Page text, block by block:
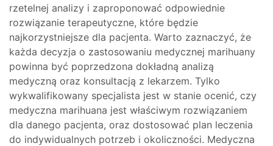
rzetelnej analizy i zaproponować odpowiednie
rozwiązanie terapeutyczne, które będzie
najkorzystniejsze dla pacjenta. Warto zaznaczyć, że
każda decyzja o zastosowaniu medycznej marihuany
powinna być poprzedzona dokładną analizą
medyczną oraz konsultacją z lekarzem. Tylko
wykwalifikowany specjalista jest w stanie ocenić, czy
medyczna marihuana jest właściwym rozwiązaniem
dla danego pacjenta, oraz dostosować plan leczenia
do indywidualnych potrzeb i okoliczności. Medyczna